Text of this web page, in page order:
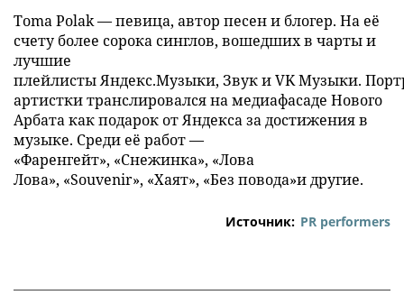
Toma Polak — певица, автор песен и блогер. На её
счету более сорока синглов, вошедших в чарты и
лучшие
плейлисты Яндекс.Музыки, Звук и VK Музыки.
артистки транслировался на медиафасаде Нового
Арбата как подарок от Яндекса за достижения в
музыке. Среди её работ —
«Фаренгейт», «Снежинка», «Лова
Лова», «Souvenir», «Хаят», «Без повода»и другие.
Источник: PR performers